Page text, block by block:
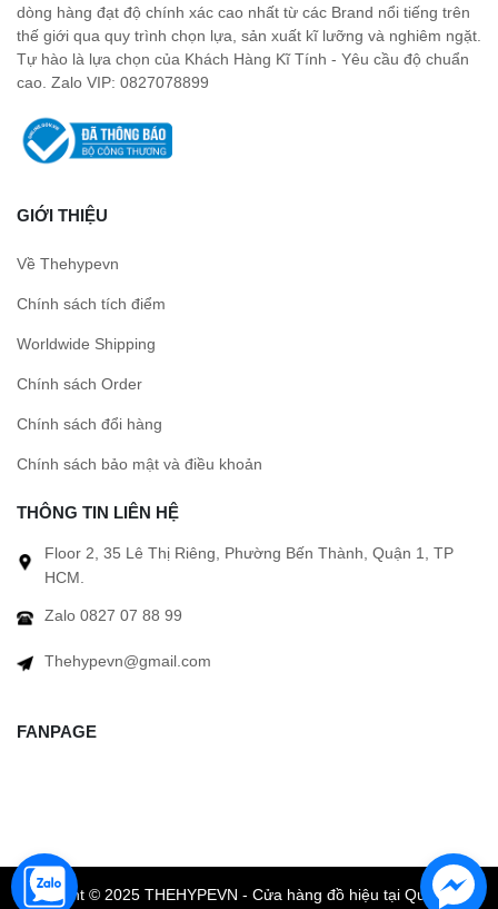
dòng hàng đạt độ chính xác cao nhất từ các Brand nổi tiếng trên
thế giới qua quy trình chọn lựa, sản xuất kĩ lưỡng và nghiêm ngặt.
Tự hào là lựa chọn của Khách Hàng Kĩ Tính - Yêu cầu độ chuẩn
cao. Zalo VIP: 0827078899
GIỚI THIỆU
Về Thehypevn
Chính sách tích điểm
Worldwide Shipping
Chính sách Order
Chính sách đổi hàng
Chính sách bảo mật và điều khoản
THÔNG TIN LIÊN HỆ
Floor 2, 35 Lê Thị Riêng, Phường Bến Thành, Quận 1, TP
HCM.
Zalo 0827 07 88 99
Thehypevn@gmail.com
FANPAGE
Copyright © 2025 THEHYPEVN - Cửa hàng đồ hiệu tại Quận 1 TP